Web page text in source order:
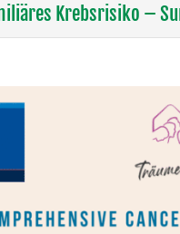
Krebsrisiko –